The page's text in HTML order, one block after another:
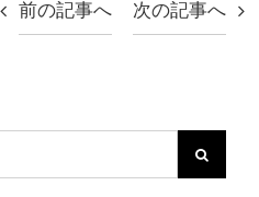
前の記事へ 次の記事へ